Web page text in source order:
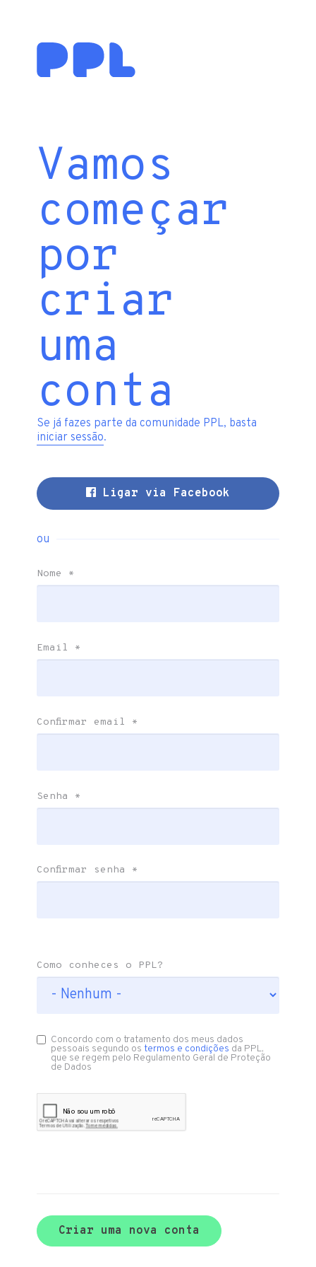
Vamos
começar
por
criar
uma
conta
Se já fazes parte da comunidade PPL, basta
iniciar sessão.
Ligar via Facebook
ou
Nome *
Email *
Confirmar email *
Senha *
Confirmar senha *
Como conheces o PPL?
Concordo com o tratamento dos meus dados
pessoais segundo ostermos e condições da PPL,
que se regem pelo Regulamento Geral de Proteção
de Dados
Criar uma nova conta